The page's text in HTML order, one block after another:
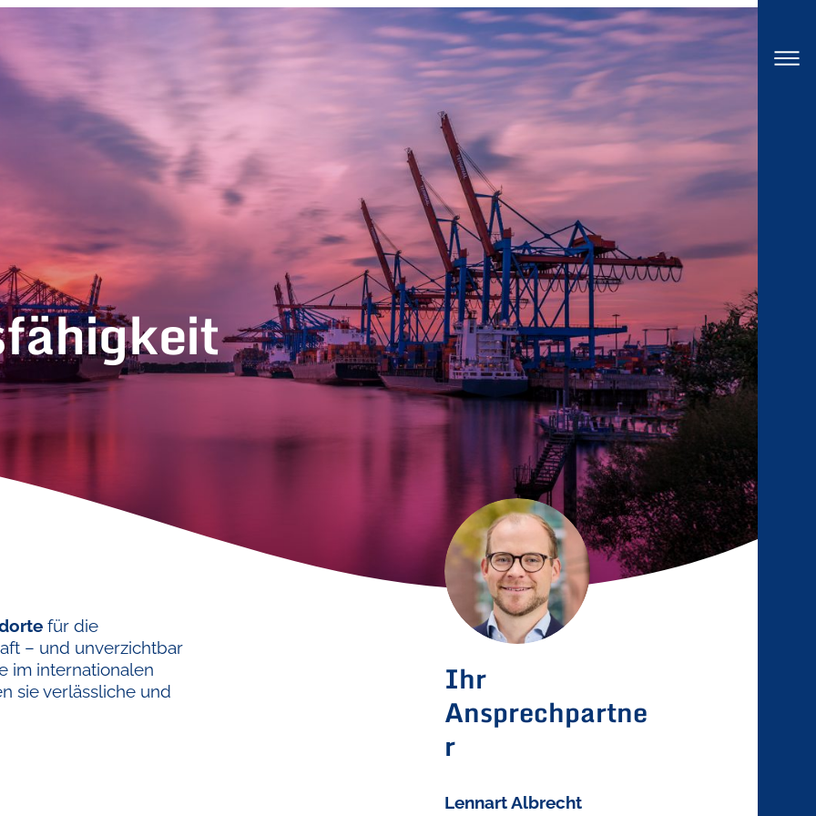
für die
– und unverzichtbar
im internationalen
sie verlässliche und
Lennart Albrecht